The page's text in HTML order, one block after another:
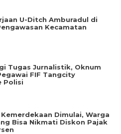
U-Ditch Amburadul di
Kecamatan
Tugas Jurnalistik, Oknum
FIF Tangcity
Polisi
Dimulai, Warga
Bisa Nikmati Diskon Pajak